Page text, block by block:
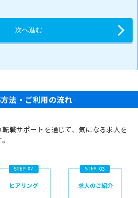
法・ご利用の流れ
職サポートを通じて、気になる求人を